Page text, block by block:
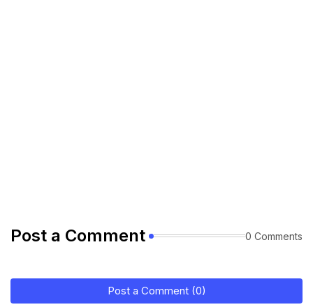
Post a Comment 0 Comments
Post a Comment (0)